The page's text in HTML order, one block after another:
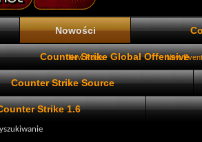
Nowości
New Posts New
Counter Strike Global Offensive
Counter Strike Source
Strike 1.6